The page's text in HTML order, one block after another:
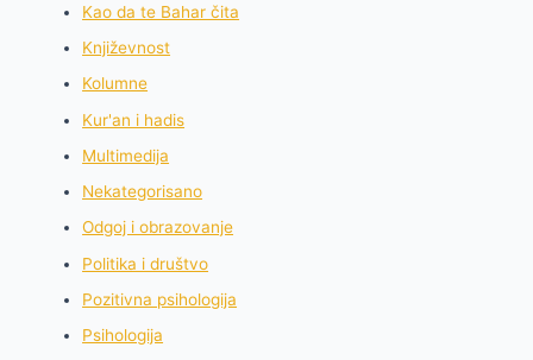
Kao da te Bahar čita
Književnost
Kolumne
Kur'an i hadis
Multimedija
Nekategorisano
Odgoj i obrazovanje
Politika i društvo
Pozitivna psihologija
Psihologija